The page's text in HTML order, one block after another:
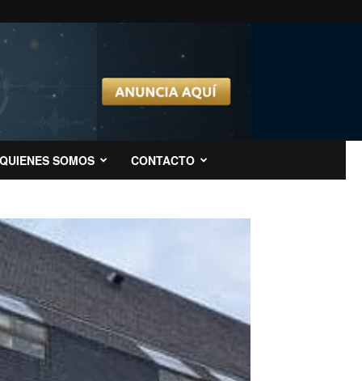
QUIENES SOMOS CONTACTO